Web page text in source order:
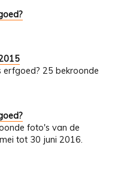
erfgoed? 25 bekroonde
foto's van de
tot 30 juni 2016.